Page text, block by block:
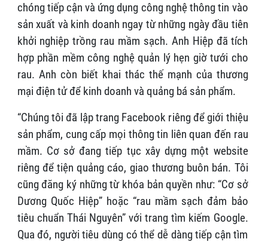
chóng tiếp cận và ứng dụng công nghệ thông tin vào
sản xuất và kinh doanh ngay từ những ngày đầu tiên
khởi nghiệp trồng rau mầm sạch. Anh Hiệp đã tích
hợp phần mềm công nghệ quản lý hẹn giờ tưới cho
rau. Anh còn biết khai thác thế mạnh của thương
mại điện tử để kinh doanh và quảng bá sản phẩm.
“Chúng tôi đã lập trang Facebook riêng để giới thiệu
sản phẩm, cung cấp mọi thông tin liên quan đến rau
mầm. Cơ sở đang tiếp tục xây dựng một website
riêng để tiện quảng cáo, giao thương buôn bán. Tôi
cũng đăng ký những từ khóa bản quyền như: “Cơ sở
Dương Quốc Hiệp” hoặc “rau mầm sạch đảm bảo
tiêu chuẩn Thái Nguyên” với trang tìm kiếm Google.
Qua đó, người tiêu dùng có thể dễ dàng tiếp cận tìm